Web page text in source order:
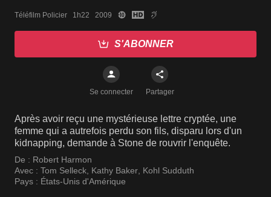
Téléfilm Policier   1h22   2009
S'ABONNER
Se connecter Partager
Après avoir reçu une mystérieuse lettre cryptée, une
femme qui a autrefois perdu son fils, disparu lors d'un
kidnapping, demande à Stone de rouvrir l'enquête.
De : Robert Harmon
Avec : Tom Selleck Kathy Baker Kohl Sudduth
Pays : États-Unis d'Amérique